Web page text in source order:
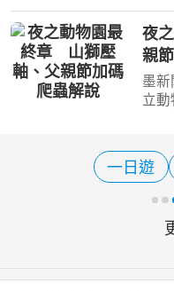
助
球
灣所
夜
親
墨
立
夜間
區
一日遊